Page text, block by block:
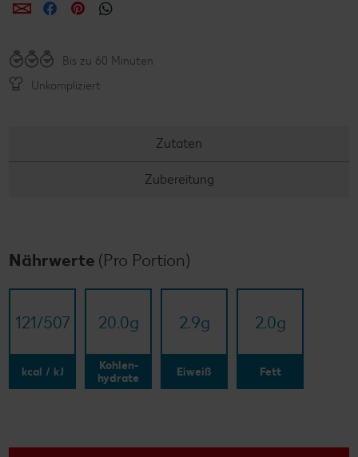
per E-Mail teilen
per Facebook teilen
per Pinterest teilen
Bis zu 60 Minuten
Unkompliziert
Zutaten
Zubereitung
Nährwerte (Pro Portion)
121/​507
kcal / kJ
20.0g
Kohlen-
hydrate
2.9g
Eiweiß
2.0g
Fett